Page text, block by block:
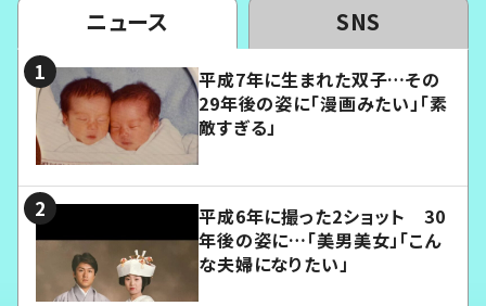
ニュース SNS
平成7年に生まれた双子…その
29年後の姿に「漫画みたい」「素
敵すぎる」
平成6年に撮った2ショット 30
年後の姿に…「美男美女」「こん
な夫婦になりたい」